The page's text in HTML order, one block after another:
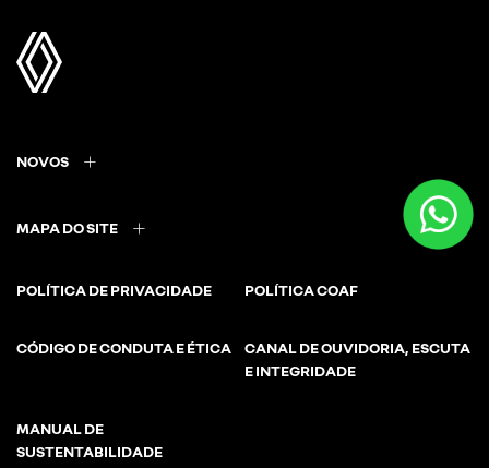
NOVOS
MAPA DO SITE
POLÍTICA DE PRIVACIDADE POLÍTICA COAF
CÓDIGO DE CONDUTA E ÉTICA
CANAL DE OUVIDORIA, ESCUTA
E INTEGRIDADE
MANUAL DE
SUSTENTABILIDADE